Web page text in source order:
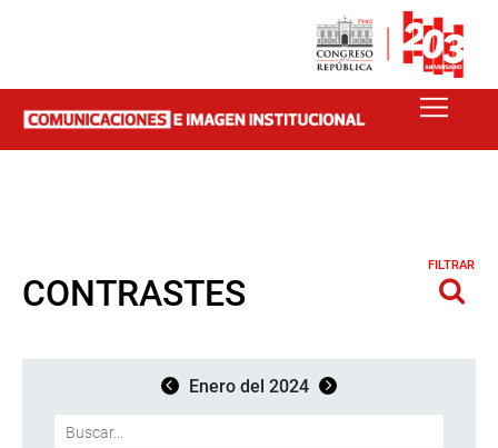
CONTRASTES
FILTRAR
Enero del 2024